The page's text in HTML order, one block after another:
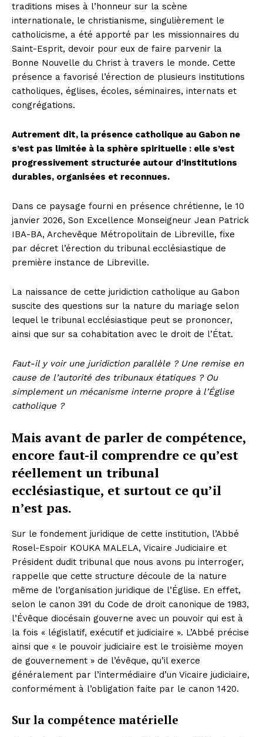
traditions mises à l’honneur sur la scène
internationale, le christianisme, singulièrement le
catholicisme, a été apporté par les missionnaires du
Saint-Esprit, devoir pour eux de faire parvenir la
Bonne Nouvelle du Christ à travers le monde. Cette
présence a favorisé l’érection de plusieurs institutions
catholiques, églises, écoles, séminaires, internats et
congrégations.
Autrement dit, la présence catholique au Gabon ne
s’est pas limitée à la sphère spirituelle : elle s’est
progressivement structurée autour d’institutions
durables, organisées et reconnues.
Dans ce paysage fourni en présence chrétienne, le 10
janvier 2026, Son Excellence Monseigneur Jean Patrick
IBA-BA, Archevêque Métropolitain de Libreville, fixe
par décret l’érection du tribunal ecclésiastique de
première instance de Libreville.
La naissance de cette juridiction catholique au Gabon
suscite des questions sur la nature du mariage selon
lequel le tribunal ecclésiastique peut se prononcer,
ainsi que sur sa cohabitation avec le droit de l’État.
Faut-il y voir une juridiction parallèle ? Une remise en
cause de l’autorité des tribunaux étatiques ? Ou
simplement un mécanisme interne propre à l’Église
catholique ?
Mais avant de parler de compétence,
encore faut-il comprendre ce qu’est
réellement un tribunal
ecclésiastique, et surtout ce qu’il
n’est pas.
Sur le fondement juridique de cette institution, l’Abbé
Rosel-Espoir KOUKA MALELA, Vicaire Judiciaire et
Président dudit tribunal que nous avons pu interroger,
rappelle que cette structure découle de la nature
même de l’organisation juridique de l’Église. En effet,
selon le canon 391 du Code de droit canonique de 1983,
l’Évêque diocésain gouverne avec un pouvoir qui est à
la fois « législatif, exécutif et judiciaire ». L’Abbé précise
ainsi que « le pouvoir judiciaire est le troisième moyen
de gouvernement » de l’évêque, qu’il exerce
généralement par l’intermédiaire d’un Vicaire judiciaire,
conformément à l’obligation faite par le canon 1420.
Sur la compétence matérielle